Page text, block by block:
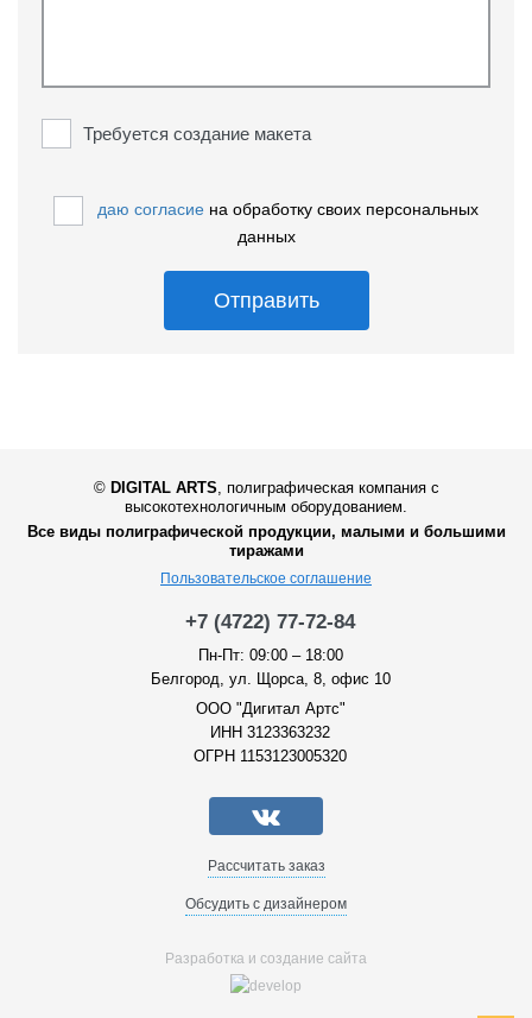
Требуется создание макета
даю согласие на обработку своих персональных
данных
Отправить
© DIGITAL ARTS
полиграфическая компания с
высокотехнологичным оборудованием.
Все виды полиграфической продукции, малыми и большими
тиражами
Пользовательское соглашение
+7 (4722) 77-72-84
Пн-Пт: 09:00 – 18:00
Белгород, ул. Щорса, 8, офис 10
ООО "Дигитал Артс"
ИНН 3123363232
ОГРН 1153123005320
Рассчитать заказ
Обсудить с дизайнером
Разработка и создание сайта